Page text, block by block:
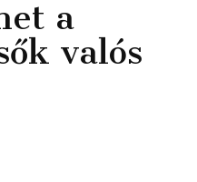
a
valós